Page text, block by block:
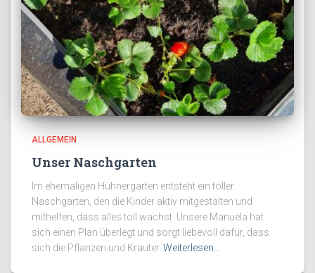
ALLGEMEIN
Unser Naschgarten
Im ehemaligen Hühnergarten entsteht ein toller
Naschgarten, den die Kinder aktiv mitgestalten und
mithelfen, dass alles toll wächst. Unsere Manuela hat
sich einen Plan überlegt und sorgt liebevoll dafür, dass
sich die Pflanzen und Kräuter Weiterlesen…